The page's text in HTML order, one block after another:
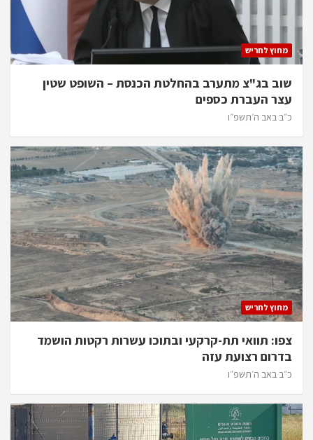
מחוץ לחריש
שוב בג"צ מתערב בהחלטת הכנסת – השופט שטין
עצר העברת כספים
כ״ב באב ה׳תשפ״ו
מחוץ לחריש
צפו: תוואי תת-קרקעי ובתוכו עשרות רקטות הושמד
בדרום רצועת עזה
כ״ב באב ה׳תשפ״ו